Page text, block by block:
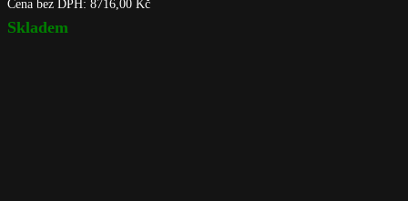
Cena bez DPH: 8716,00 Kč
Skladem